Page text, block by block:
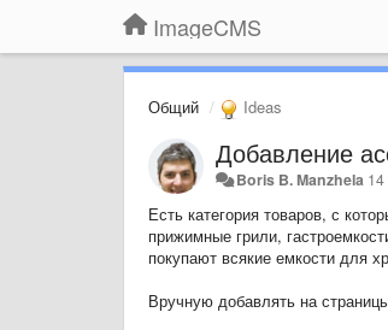
ImageCMS
Общий Ideas
Добавление
Boris B. Manzhela
Есть категория товаров, с
прижимные грили,
покупают всякие емкости для
Вручную добавлять на